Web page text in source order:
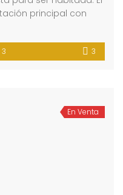
principal con
3 3
En Venta